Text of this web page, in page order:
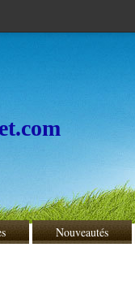
Nouveautés